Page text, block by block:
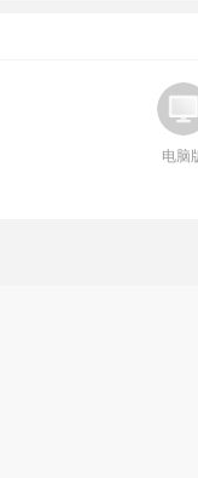
电脑